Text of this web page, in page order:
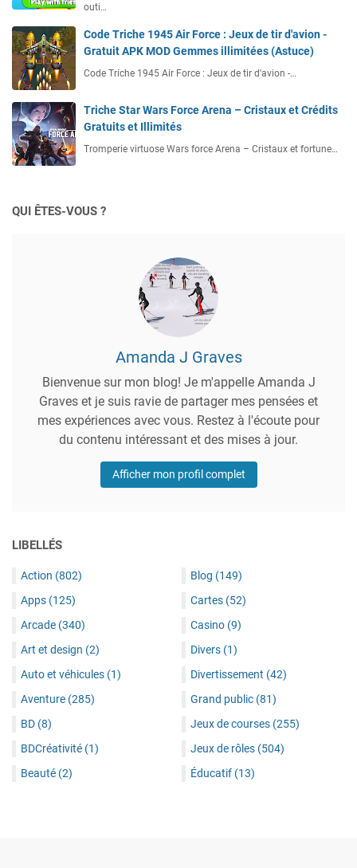
outi…
Code Triche 1945 Air Force : Jeux de tir d'avion -
Gratuit APK MOD Gemmes illimitées (Astuce)
Code Triche 1945 Air Force : Jeux de tir d'avion -…
Triche Star Wars Force Arena – Cristaux et Crédits
Gratuits et Illimités
Tromperie virtuose Wars force Arena – Cristaux et fortune…
QUI ÊTES-VOUS ?
Amanda J Graves
Bienvenue sur mon blog! Je m'appelle Amanda J
Graves et je suis ravie de partager mes pensées et
mes expériences avec vous. Restez à l'écoute pour
du contenu intéressant et des mises à jour.
Afficher mon profil complet
LIBELLÉS
Action (802)
Apps (125)
Arcade (340)
Art et design (2)
Auto et véhicules (1)
Aventure (285)
BD (8)
BDCréativité (1)
Beauté (2)
Blog (149)
Cartes (52)
Casino (9)
Divers (1)
Divertissement (42)
Grand public (81)
Jeux de courses (255)
Jeux de rôles (504)
Éducatif (13)